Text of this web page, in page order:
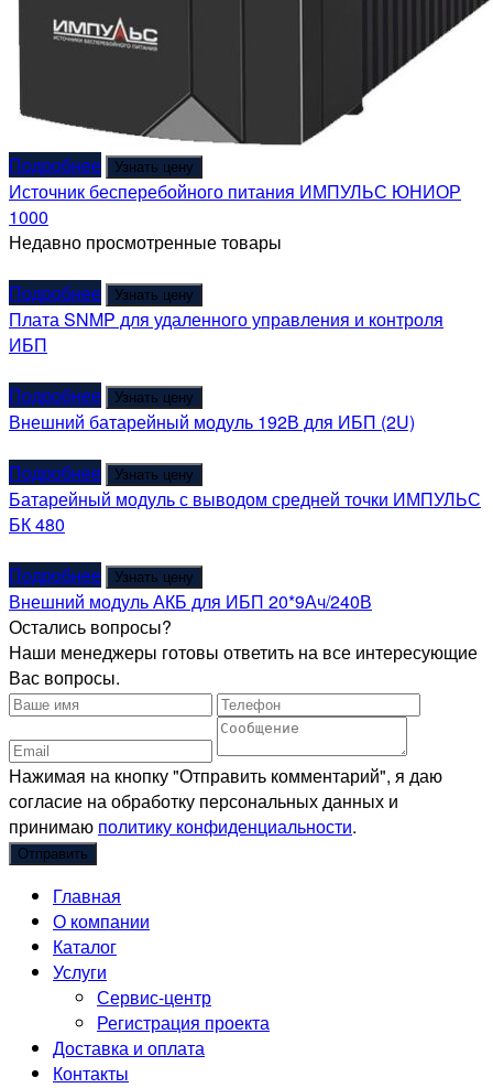
Подробнее Узнать цену
Источник бесперебойного питания ИМПУЛЬС ЮНИОР
1000
Недавно просмотренные товары
Подробнее
Узнать цену
Плата SNMP для удаленного управления и контроля
ИБП
Подробнее
Узнать цену
Внешний батарейный модуль 192В для ИБП (2U)
Подробнее
Узнать цену
Батарейный модуль с выводом средней точки ИМПУЛЬС
БК 480
Подробнее
Узнать цену
Внешний модуль АКБ для ИБП 20*9Ач/240В
Остались вопросы?
Наши менеджеры готовы ответить на все интересующие
Вас вопросы.
Нажимая на кнопку "Отправить комментарий", я даю
согласие на обработку персональных данных и
принимаю политику конфиденциальности.
Главная
О компании
Каталог
Услуги
Сервис-центр
Регистрация проекта
Доставка и оплата
Контакты